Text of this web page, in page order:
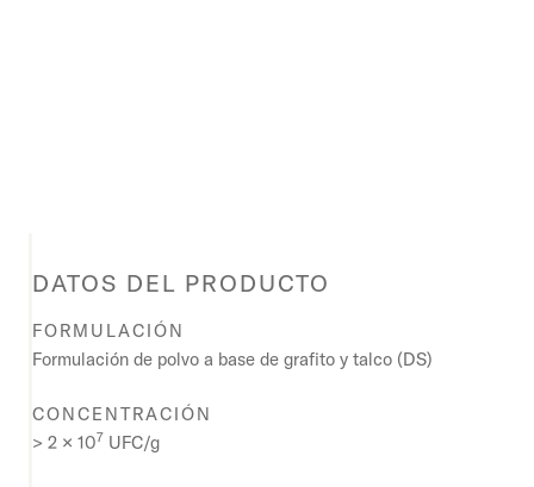
DATOS DEL PRODUCTO
FORMULACIÓN
Formulación de polvo a base de grafito y talco (DS)
CONCENTRACIÓN
> 2 × 107 UFC/g